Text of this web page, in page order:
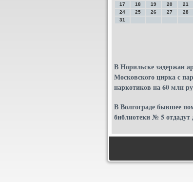
17
18 19 20 21
24
25 26 27 28
31
В Норильске задержан
Московского цирка с
наркотиков на 60 млн
В Волгограде бывшее
библиотеки № 5 отдадут